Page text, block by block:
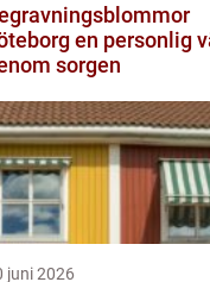
en personlig väg
sorgen
juni 2026